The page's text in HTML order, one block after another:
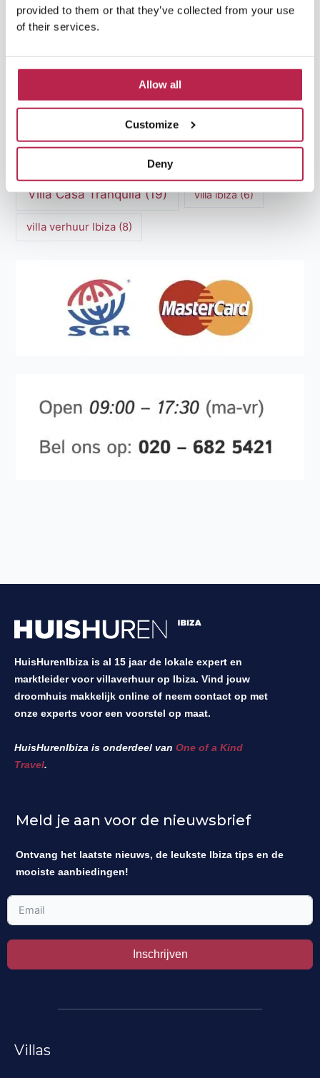
provided to them or that they’ve collected from your use
of their services.
Allow all
Customize
Deny
Luxe Villa Verhuur(12)
Santa Gertrudis(5) Sa Pedrera(5)
Sa Pedrera de Cala d'Hort(5)
Villa Casa Tranquila(19) villa ibiza(6)
villa verhuur Ibiza(8)
HuisHurenIbiza is al 15 jaar de lokale expert en
marktleider voor villaverhuur op Ibiza. Vind jouw
droomhuis makkelijk online of neem contact op met
onze experts voor een voorstel op maat.
HuisHurenIbiza is onderdeel van One of a Kind
Travel.
Meld je aan voor de nieuwsbrief
Ontvang het laatste nieuws, de leukste Ibiza tips en de
mooiste aanbiedingen!
Inschrijven
Villas